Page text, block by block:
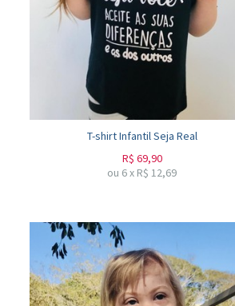
T-shirt Infantil Seja Real
R$ 69,90
ou 6x R$12,69